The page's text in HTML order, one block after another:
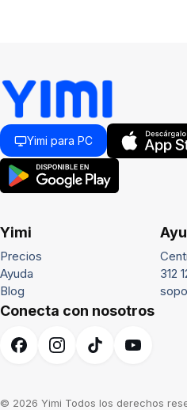
Yimi para PC
Yimi
Precios
Ayuda
Blog
312
Conecta con nosotros
© 2026 Yimi Todos los derechos